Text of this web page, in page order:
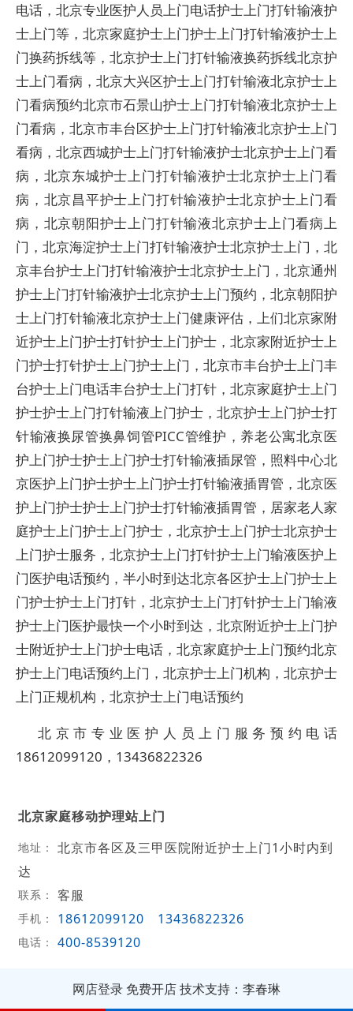
电话，北京专业医护人员上门电话护士上门打针输液护
士上门等，北京家庭护士上门护士上门打针输液护士上
门换药拆线等，北京护士上门打针输液换药拆线北京护
士上门看病，北京大兴区护士上门打针输液北京护士上
门看病预约北京市石景山护士上门打针输液北京护士上
门看病，北京市丰台区护士上门打针输液北京护士上门
看病，北京西城护士上门打针输液护士北京护士上门看
病，北京东城护士上门打针输液护士北京护士上门看
病，北京昌平护士上门打针输液护士北京护士上门看
病，北京朝阳护士上门打针输液北京护士上门看病上
门，北京海淀护士上门打针输液护士北京护士上门，北
京丰台护士上门打针输液护士北京护士上门，北京通州
护士上门打针输液护士北京护士上门预约，北京朝阳护
士上门打针输液北京护士上门健康评估，上们北京家附
近护士上门护士打针护士上门护士，北京家附近护士上
门护士打针护士上门护士上门，北京市丰台护士上门丰
台护士上门电话丰台护士上门打针，北京家庭护士上门
护士护士上门打针输液上门护士，北京护士上门护士打
针输液换尿管换鼻饲管PICC管维护，养老公寓北京医
护上门护士护士上门护士打针输液插尿管，照料中心北
京医护上门护士护士上门护士打针输液插胃管，北京医
护上门护士护士上门护士打针输液插胃管，居家老人家
庭护士上门护士上门护士，北京护士上门护士北京护士
上门护士服务，北京护士上门打针护士上门输液医护上
门医护电话预约，半小时到达北京各区护士上门护士上
门护士护士上门打针，北京护士上门打针护士上门输液
护士上门医护最快一个小时到达，北京附近护士上门护
士附近护士上门护士电话，北京家庭护士上门预约北京
护士上门电话预约上门，北京护士上门机构，北京护士
上门正规机构，北京护士上门电话预约
北京市专业医护人员上门服务预约电话
18612099120，13436822326
北京家庭移动护理站上门
地址：
北京市各区及三甲医院附近护士上门1小时内到
达
联系： 客服
手机： 18612099120 13436822326
电话： 400-8539120
网店登录 免费开店技术支持：李春琳